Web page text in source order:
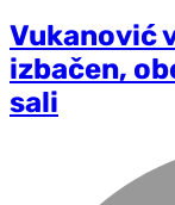
Vukanović
izbačen,
sali